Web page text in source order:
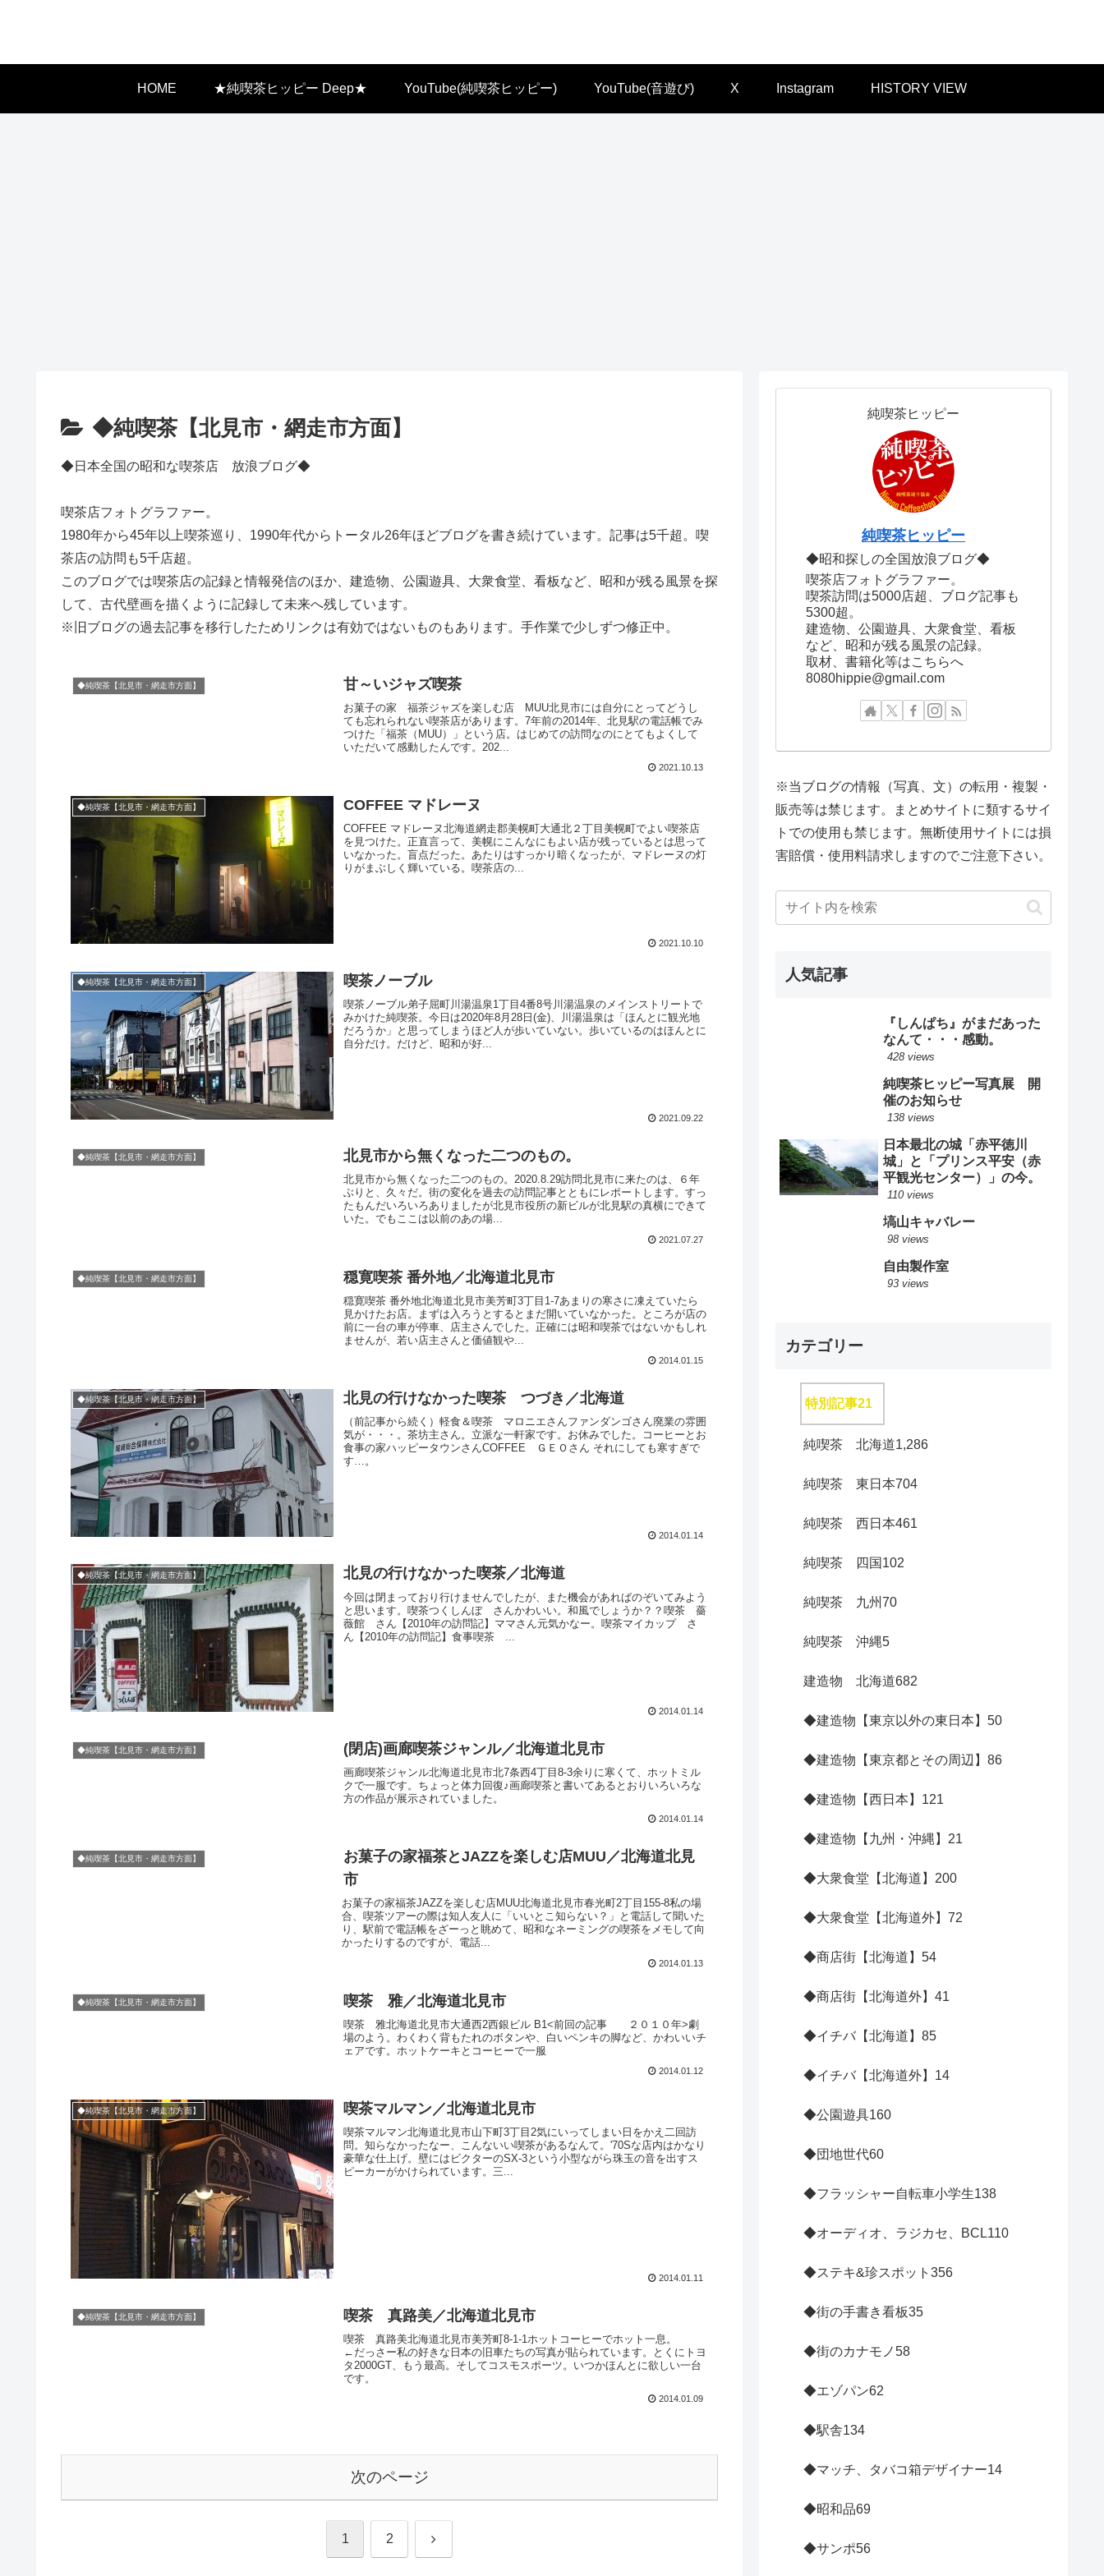
HOME ★純喫茶ヒッピー Deep★ YouTube(純喫茶ヒッピー) YouTube(音遊び) X Instagram HISTORY VIEW
◆純喫茶【北見市・網走市方面】
◆日本全国の昭和な喫茶店 放浪ブログ◆
喫茶店フォトグラファー。
1980年から45年以上喫茶巡り、1990年代からトータル26年ほどブログを書き続けています。記事は5千超。喫
茶店の訪問も5千店超。
このブログでは喫茶店の記録と情報発信のほか、建造物、公園遊具、大衆食堂、看板など、昭和が残る風景を探
して、古代壁画を描くように記録して未来へ残しています。
※旧ブログの過去記事を移行したためリンクは有効ではないものもあります。手作業で少しずつ修正中。
◆純喫茶【北見市・網走市方面】 甘～いジャズ喫茶
お菓子の家 福茶ジャズを楽しむ店 MUU北見市には自分にとってどうし
ても忘れられない喫茶店があります。7年前の2014年、北見駅の電話帳でみ
つけた「福茶（MUU）」という店。はじめての訪問なのにとてもよくして
いただいて感動したんです。202...
2021.10.13
◆純喫茶【北見市・網走市方面】 COFFEE マドレーヌ
COFFEE マドレーヌ北海道網走郡美幌町大通北２丁目美幌町でよい喫茶店
を見つけた。正直言って、美幌にこんなにもよい店が残っているとは思って
いなかった。盲点だった。あたりはすっかり暗くなったが、マドレーヌの灯
りがまぶしく輝いている。喫茶店の...
2021.10.10
◆純喫茶【北見市・網走市方面】 喫茶ノーブル
喫茶ノーブル弟子屈町川湯温泉1丁目4番8号川湯温泉のメインストリートで
みかけた純喫茶。今日は2020年8月28日(金)、川湯温泉は「ほんとに観光地
だろうか」と思ってしまうほど人が歩いていない。歩いているのはほんとに
自分だけ。だけど、昭和が好...
2021.09.22
◆純喫茶【北見市・網走市方面】 北見市から無くなった二つのもの。
北見市から無くなった二つのもの。2020.8.29訪問北見市に来たのは、６年
ぶりと、久々だ。街の変化を過去の訪問記事とともにレポートします。すっ
たもんだいろいろありましたが北見市役所の新ビルが北見駅の真横にできて
いた。でもここは以前のあの場...
2021.07.27
◆純喫茶【北見市・網走市方面】 穏寛喫茶 番外地／北海道北見市
穏寛喫茶 番外地北海道北見市美芳町3丁目1-7あまりの寒さに凍えていたら
見かけたお店。まずは入ろうとするとまだ開いていなかった。ところが店の
前に一台の車が停車、店主さんでした。正確には昭和喫茶ではないかもしれ
ませんが、若い店主さんと価値観や...
2014.01.15
◆純喫茶【北見市・網走市方面】 北見の行けなかった喫茶 つづき／北海道
（前記事から続く）軽食＆喫茶 マロニエさんファンダンゴさん廃業の雰囲
気が・・・。茶坊主さん。立派な一軒家です。お休みでした。コーヒーとお
食事の家ハッピータウンさんCOFFEE ＧＥＯさん それにしても寒すぎで
す…。
2014.01.14
◆純喫茶【北見市・網走市方面】 北見の行けなかった喫茶／北海道
今回は閉まっており行けませんでしたが、また機会があればのぞいてみよう
と思います。喫茶つくしんぼ さんかわいい。和風でしょうか？？喫茶 薔
薇館 さん【2010年の訪問記】ママさん元気かなー。喫茶マイカップ さ
ん【2010年の訪問記】食事喫茶 ...
2014.01.14
◆純喫茶【北見市・網走市方面】 (閉店)画廊喫茶ジャンル／北海道北見市
画廊喫茶ジャンル北海道北見市北7条西4丁目8-3余りに寒くて、ホットミル
クで一服です。ちょっと体力回復♪画廊喫茶と書いてあるとおりいろいろな
方の作品が展示されていました。
2014.01.14
◆純喫茶【北見市・網走市方面】
お菓子の家福茶とJAZZを楽しむ店MUU／北海道北見
市
お菓子の家福茶JAZZを楽しむ店MUU北海道北見市春光町2丁目155-8私の場
合、喫茶ツアーの際は知人友人に「いいとこ知らない？」と電話して聞いた
り、駅前で電話帳をざーっと眺めて、昭和なネーミングの喫茶をメモして向
かったりするのですが、電話...
2014.01.13
◆純喫茶【北見市・網走市方面】 喫茶 雅／北海道北見市
喫茶 雅北海道北見市大通西2西銀ビル B1<前回の記事 ２０１０年>劇
場のよう。わくわく背もたれのボタンや、白いペンキの脚など、かわいいチ
ェアです。ホットケーキとコーヒーで一服
2014.01.12
◆純喫茶【北見市・網走市方面】 喫茶マルマン／北海道北見市
喫茶マルマン北海道北見市山下町3丁目2気にいってしまい日をかえ二回訪
問。知らなかったなー、こんないい喫茶があるなんて。'70Sな店内はかなり
豪華な仕上げ。壁にはビクターのSX-3という小型ながら珠玉の音を出すス
ピーカーがかけられています。三...
2014.01.11
◆純喫茶【北見市・網走市方面】 喫茶 真路美／北海道北見市
喫茶 真路美北海道北見市美芳町8-1-1ホットコーヒーでホット一息。
←だっさー私の好きな日本の旧車たちの写真が貼られています。とくにトヨ
タ2000GT、もう最高。そしてコスモスポーツ。いつかほんとに欲しい一台
です。
2014.01.09
次のページ
1 2 次
純喫茶ヒッピー
純喫茶ヒッピー
◆昭和探しの全国放浪ブログ◆
喫茶店フォトグラファー。
喫茶訪問は5000店超、ブログ記事も
5300超。
建造物、公園遊具、大衆食堂、看板
など、昭和が残る風景の記録。
取材、書籍化等はこちらへ
8080hippie@gmail.com
※当ブログの情報（写真、文）の転用・複製・
販売等は禁じます。まとめサイトに類するサイ
トでの使用も禁じます。無断使用サイトには損
害賠償・使用料請求しますのでご注意下さい。
人気記事
『しんぱち』がまだあった
なんて・・・感動。
428 views
純喫茶ヒッピー写真展 開
催のお知らせ
138 views
日本最北の城「赤平徳川
城」と「プリンス平安（赤
平観光センター）」の今。
110 views
塙山キャバレー
98 views
自由製作室
93 views
カテゴリー
特別記事21
純喫茶 北海道1,286
純喫茶 東日本704
純喫茶 西日本461
純喫茶 四国 102
純喫茶 九州70
純喫茶 沖縄5
建造物 北海道682
◆建造物【東京以外の東日本】 50
◆建造物【東京都とその周辺】 86
◆建造物【西日本】 121
◆建造物【九州・沖縄】 21
◆大衆食堂【北海道】 200
◆大衆食堂【北海道外】 72
◆商店街【北海道】 54
◆商店街【北海道外】 41
◆イチバ【北海道】 85
◆イチバ【北海道外】 14
◆公園遊具160
◆団地世代60
◆フラッシャー自転車小学生138
◆オーディオ、ラジカセ、BCL110
◆ステキ&珍スポット 356
◆街の手書き看板35
◆街のカナモノ58
◆エゾパン62
◆駅舎134
◆マッチ、タバコ箱デザイナー14
◆昭和品69
◆サンポ56